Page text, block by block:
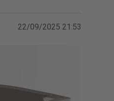
22/09/2025 21:53